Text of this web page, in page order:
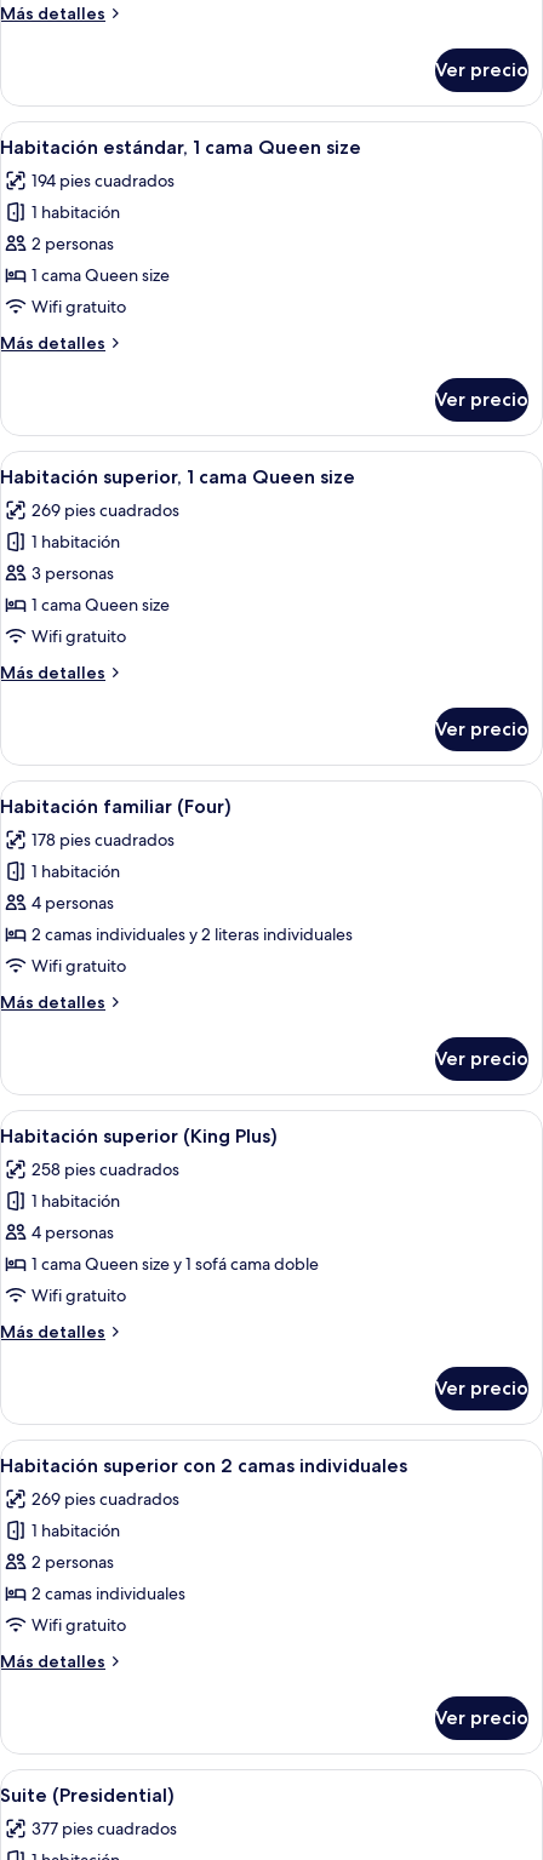
2
Más detalles
Más
estándar
con
2
individuales
Ver precio
Abrir
todas
las
fotos
de
Habitación
estándar,
cama
Una habitación de hotel moderna
4
Habitación estándar, 1 cama Queen size
194 pies cuadrados
1 habitación
2 personas
1 cama Queen size
Wifi gratuito
Más detalles
Más
estándar,
cama
size
Ver precio
Abrir
todas
las
fotos
de
Habitación
superior,
cama
Habitación de hotel con un ventanal
8
Habitación superior, 1 cama Queen size
269 pies cuadrados
1 habitación
3 personas
1 cama Queen size
Wifi gratuito
Más detalles
Más
superior,
cama
size
Ver precio
Abrir
todas
las
fotos
de
Habitación
familiar
Habitación de hotel con dos camas,
4
Habitación familiar (Four)
178 pies cuadrados
1 habitación
4 personas
2 camas individuales y 2 literas individuales
Wifi gratuito
Más detalles
Más
familiar
(Four)
Ver precio
Abrir
todas
las
fotos
de
Habitación
superior
Plus)
Una habitación de hotel con una
7
Habitación superior (King Plus)
258 pies cuadrados
1 habitación
4 personas
1 cama Queen size y 1 sofá cama doble
Wifi gratuito
Más detalles
Más
superior
(King
Plus)
Ver precio
Abrir
todas
las
fotos
de
Habitación
superior
2
Una habitación de hotel con una
4
Habitación superior con 2 camas individuales
269 pies cuadrados
1 habitación
2 personas
2 camas individuales
Wifi gratuito
Más detalles
Más
superior
con
2
individuales
Ver precio
Abrir
todas
las
Habitación de hotel con una cama
6
Suite (Presidential)
377 pies cuadrados